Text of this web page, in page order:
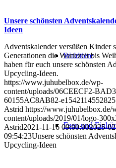
Waldtiere
Feen und
Unsere schönsten
Ideen
Adventskalender versüßen Kinder
Generationen die Wartezeit bis
haben für euch unsere schönsten
Upcycling-Ideen.
https://www.juhubelbox.de/wp-
content/uploads/06CEECF2-
60155AC8AB82-
Astrid https://www.juhubelbox.de/
content/uploads/2019/01/logo-
Astrid2021-11-16 09:00:002025-
09:54:23Unsere schönsten
Upcycling-Ideen